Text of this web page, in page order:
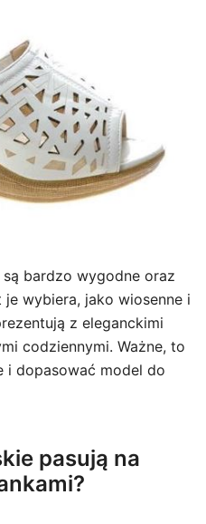
bardzo wygodne oraz
wybiera, jako wiosenne i
z eleganckimi
codziennymi. Ważne, to
i dopasować model do
pasują na